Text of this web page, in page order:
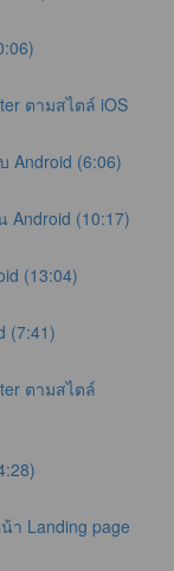
ตามสไตล์ iOS
Android (6:06)
Android (10:17)
(13:04)
(7:41)
ตามสไตล์
า Landing page